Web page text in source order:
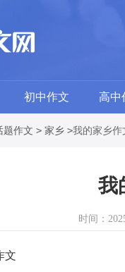
初中作文 高中
题作文 > 家乡 >我的家乡作
我
时间：
文